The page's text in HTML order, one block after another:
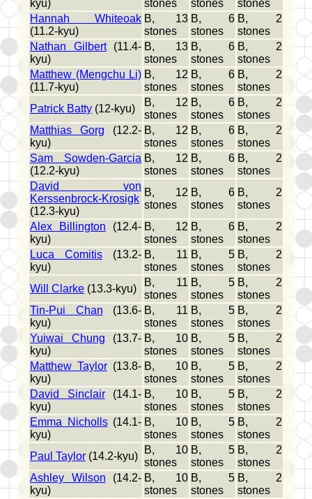
kyu)
stones
stones
stones
Hannah Whiteoak
(11.2-kyu)
B, 13
stones
B, 6
stones
B, 2
stones
Nathan Gilbert(11.4-
kyu)
B, 13
stones
B, 6
stones
B, 2
stones
Matthew (Mengchu Li)
(11.7-kyu)
B, 12
stones
B, 6
stones
B, 2
stones
Patrick Batty (12-kyu)
B, 12
stones
B, 6
stones
B, 2
stones
Matthias Gorg (12.2-
kyu)
B, 12
stones
B, 6
stones
B, 2
stones
Sam Sowden-Garcia
(12.2-kyu)
B, 12
stones
B, 6
stones
B, 2
stones
David von
Kerssenbrock-Krosigk
(12.3-kyu)
B, 12
stones
B, 6
stones
B, 2
stones
Alex Billington (12.4-
kyu)
B, 12
stones
B, 6
stones
B, 2
stones
Luca Comitis (13.2-
kyu)
B, 11
stones
B, 5
stones
B, 2
stones
Will Clarke (13.3-kyu)
B, 11
stones
B, 5
stones
B, 2
stones
Tin-Pui Chan (13.6-
kyu)
B, 11
stones
B, 5
stones
B, 2
stones
Yuiwai Chung (13.7-
kyu)
B, 10
stones
B, 5
stones
B, 2
stones
Matthew Taylor (13.8-
kyu)
B, 10
stones
B, 5
stones
B, 2
stones
David Sinclair(14.1-
kyu)
B, 10
stones
B, 5
stones
B, 2
stones
Emma Nicholls(14.1-
kyu)
B, 10
stones
B, 5
stones
B, 2
stones
Paul Taylor (14.2-kyu)
B, 10
stones
B, 5
stones
B, 2
stones
Ashley Wilson (14.2-
kyu)
B, 10
stones
B, 5
stones
B, 2
stones